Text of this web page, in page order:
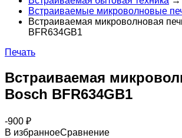
Встраиваемые микроволновые
Встраиваемая микроволновая
BFR634GB1
Печать
Встраиваемая
Bosch BFR634GB1
-900 ₽
В избранноеСравнение